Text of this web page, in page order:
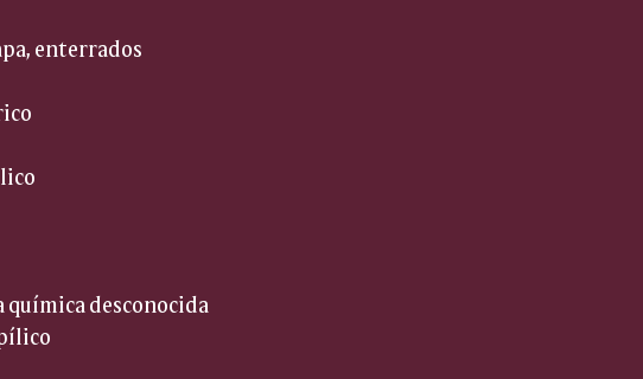
enterrados
química desconocida